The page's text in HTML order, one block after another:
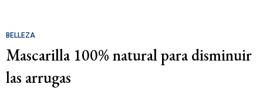
BELLEZA
Mascarilla 100% natural para disminuir
las arrugas